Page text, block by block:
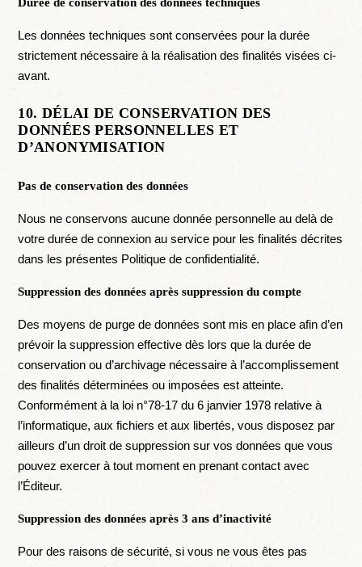
Les données techniques sont conservées pour la durée
strictement nécessaire à la réalisation des finalités visées ci-
avant.
10. DÉLAI DE CONSERVATION DES
DONNÉES PERSONNELLES ET
D’ANONYMISATION
Pas de conservation des données
Nous ne conservons aucune donnée personnelle au delà de
votre durée de connexion au service pour les finalités décrites
dans les présentes Politique de confidentialité.
Suppression des données après suppression du compte
Des moyens de purge de données sont mis en place afin d’en
prévoir la suppression effective dès lors que la durée de
conservation ou d’archivage nécessaire à l’accomplissement
des finalités déterminées ou imposées est atteinte.
Conformément à la loi n°78-17 du 6 janvier 1978 relative à
l’informatique, aux fichiers et aux libertés, vous disposez par
ailleurs d’un droit de suppression sur vos données que vous
pouvez exercer à tout moment en prenant contact avec
l’Éditeur.
Suppression des données après 3 ans d’inactivité
Pour des raisons de sécurité, si vous ne vous êtes pas